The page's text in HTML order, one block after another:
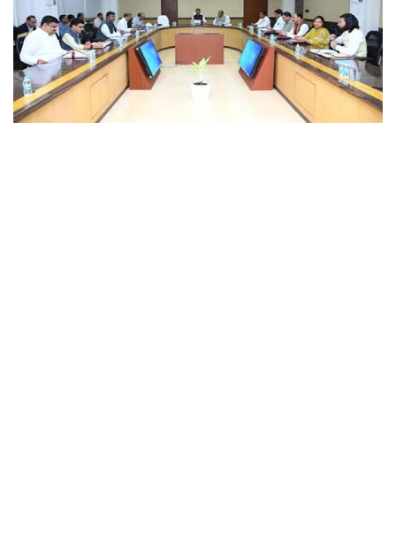
दुनिया
मध्य प्रदेश
छत्तीसगढ़